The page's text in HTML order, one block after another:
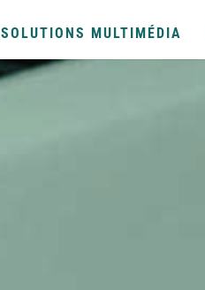
SOLUTIONS MULTIMÉDIA